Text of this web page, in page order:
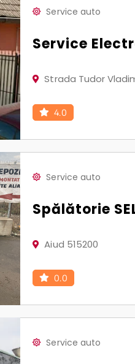
Service auto
Service
Strada Tudor
4.0
Service auto
Spălătorie
Aiud 515200
0.0
Service auto